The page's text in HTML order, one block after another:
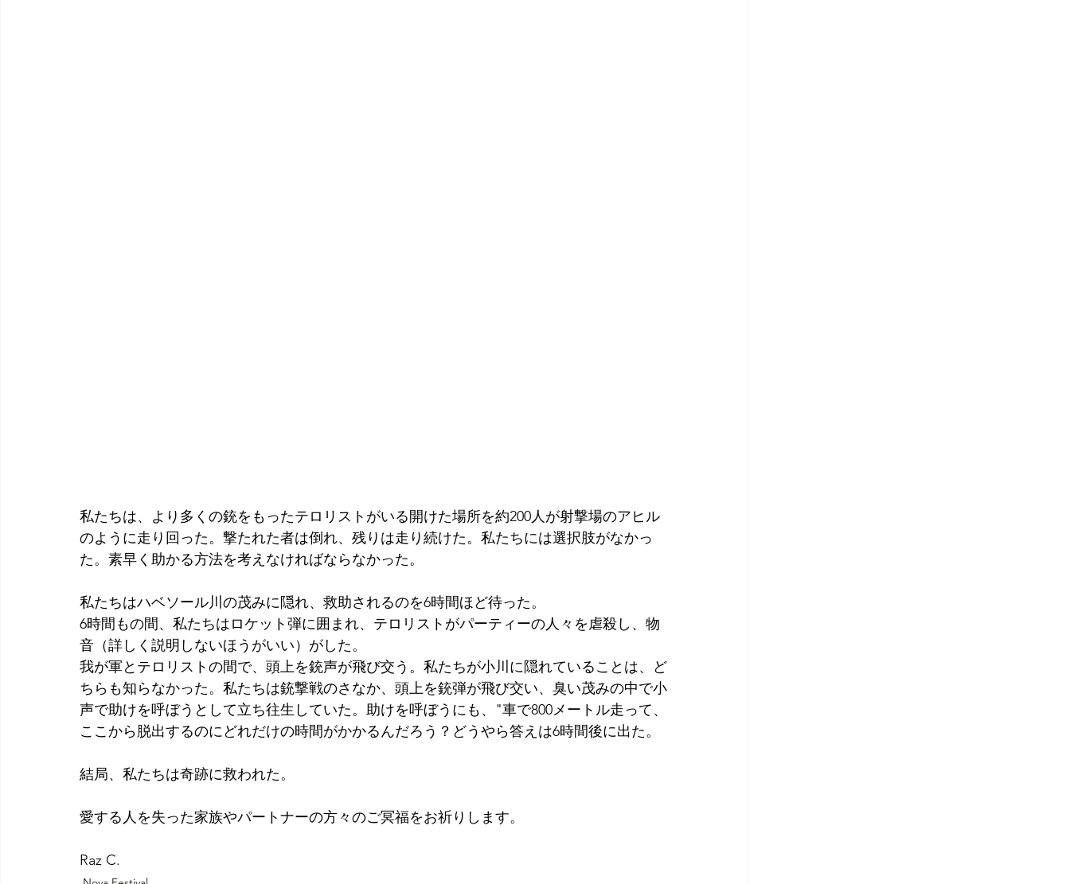
私たちは、より多くの銃をもったテロリストがいる開けた場所を約200人が射撃場のアヒル
のように走り回った。撃たれた者は倒れ、残りは走り続けた。私たちには選択肢がなかっ
た。素早く助かる方法を考えなければならなかった。
私たちはハベソール川の茂みに隠れ、救助されるのを6時間ほど待った。
6時間もの間、私たちはロケット弾に囲まれ、テロリストがパーティーの人々を虐殺し、物
音（詳しく説明しないほうがいい）がした。
我が軍とテロリストの間で、頭上を銃声が飛び交う。私たちが小川に隠れていることは、ど
ちらも知らなかった。私たちは銃撃戦のさなか、頭上を銃弾が飛び交い、臭い茂みの中で小
声で助けを呼ぼうとして立ち往生していた。助けを呼ぼうにも、"車で800メートル走って、
ここから脱出するのにどれだけの時間がかかるんだろう？どうやら答えは6時間後に出た。
結局、私たちは奇跡に救われた。
愛する人を失った家族やパートナーの方々のご冥福をお祈りします。
Raz C.